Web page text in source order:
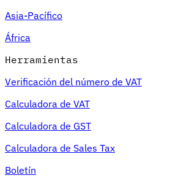
Asia-Pacífico
África
Herramientas
Verificación del número de VAT
Calculadora de VAT
Calculadora de GST
Calculadora de Sales Tax
Boletín